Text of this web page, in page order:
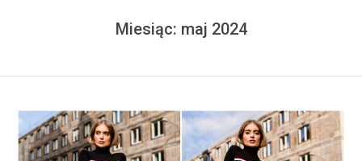
Miesiąc: maj 2024